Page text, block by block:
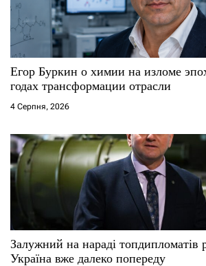
Егор Буркин о химии на изломе
годах трансформации отрасли
4 Серпня, 2026
Залужний на нараді топдипломатів
Україна вже далеко попереду